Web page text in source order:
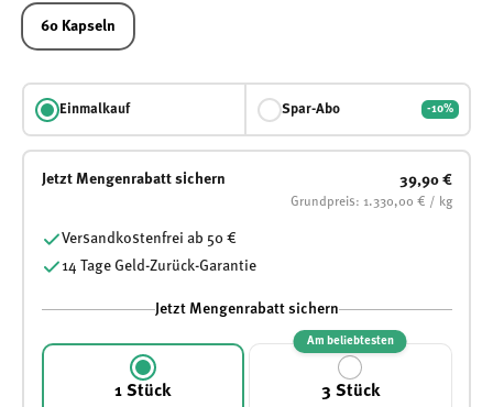
60 Kapseln
Einmalkauf Spar-Abo -10%
Jetzt Mengenrabatt sichern 39,90 €
Grundpreis: 1.330,00 € / kg
Versandkostenfrei ab 50 €
14 Tage Geld-Zurück-Garantie
Jetzt Mengenrabatt sichern
1 Stück 3 Stück
Am beliebtesten